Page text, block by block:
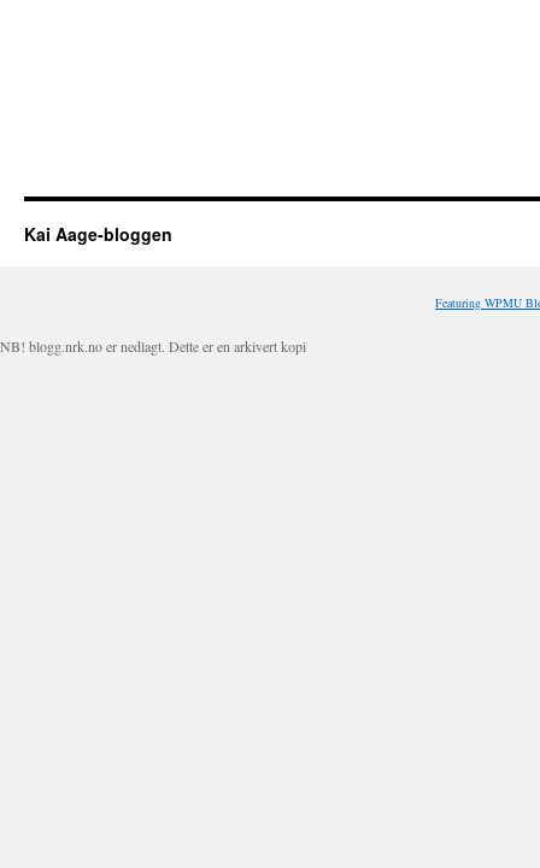
Kai Aage-bloggen
Featuring WPMU
NB! blogg.nrk.no er nedlagt. Dette er en arkivert kopi